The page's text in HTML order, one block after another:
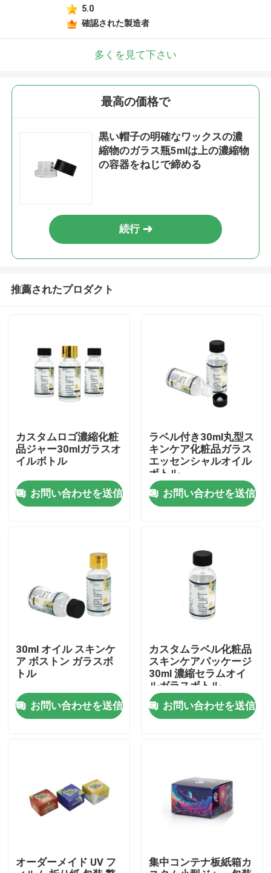
動画
工場旅行
品質管理
ニュース
カスタム雑草パック
5.0
確認された製造者
多くを見て下さい
最高の価格で
黒い帽子の明確なワックスの濃
縮物のガラス瓶5mlは上の濃縮物
の容器をねじで締める
続行
推薦されたプロダクト
カスタムロゴ濃縮化粧
品ジャー30mlガラスオ
イルボトル
お問い合わせを送信
ラベル付き30ml丸型ス
キンケア化粧品ガラス
エッセンシャルオイル
ボトル
お問い合わせを送信
30ml オイル スキンケ
ア ボストン ガラスボ
トル
お問い合わせを送信
カスタムラベル化粧品
スキンケアパッケージ
30ml 濃縮セラムオイ
ルガラスボトル
お問い合わせを送信
オーダーメイド UV フ
集中コンテナ板紙箱カ